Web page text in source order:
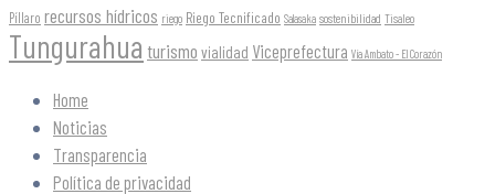
Píllaro recursos hídricos riego Riego Tecnificado Salasaka sostenibilidad Tisaleo
Tungurahua turismo vialidad Viceprefectura Vía Ambato - El Corazón
Home
Noticias
Transparencia
Política de privacidad